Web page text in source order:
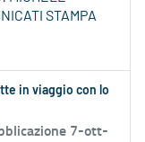
STAMPA
in viaggio con lo
7-ott-